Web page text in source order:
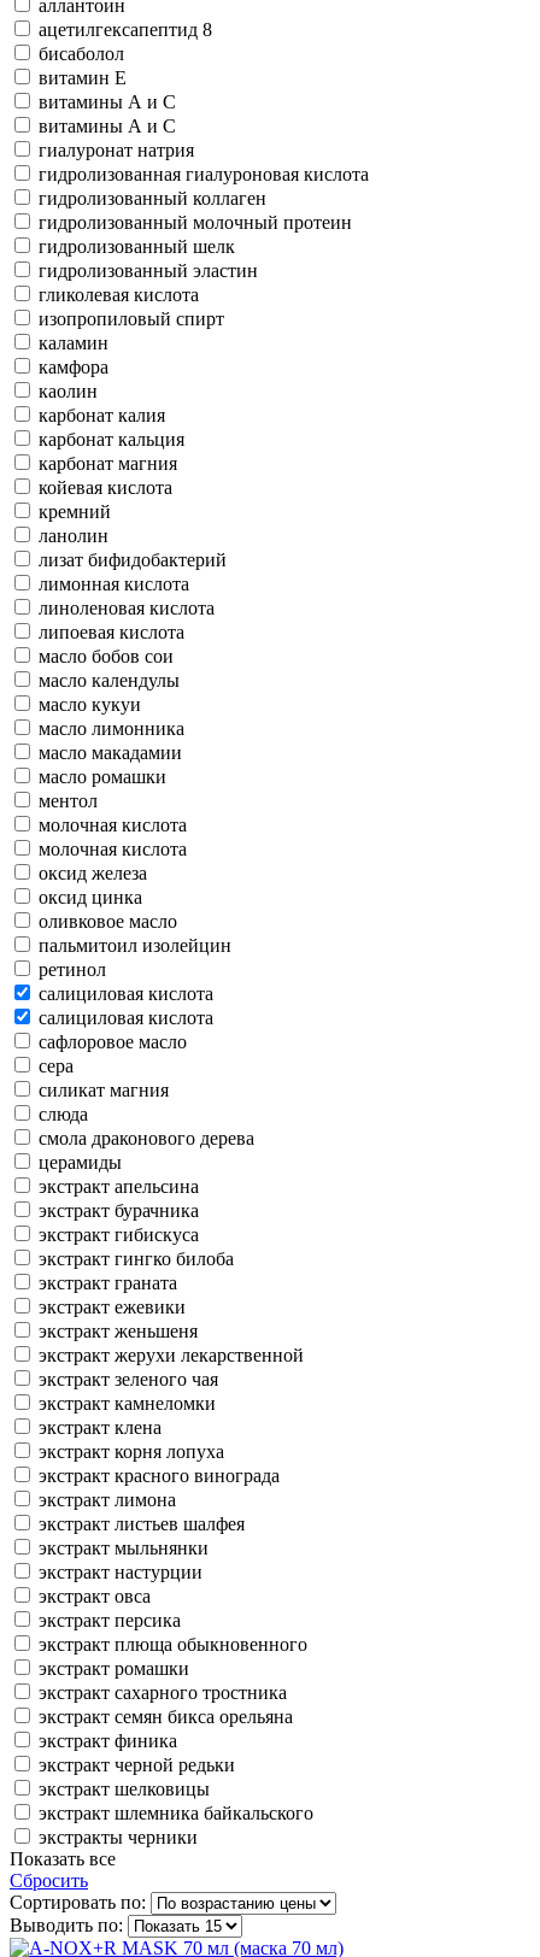
аллантоин
ацетилгексапептид 8
бисаболол
витамин Е
витамины А и С
витамины А и С
гиалуронат натрия
гидролизованная гиалуроновая кислота
гидролизованный коллаген
гидролизованный молочный протеин
гидролизованный шелк
гидролизованный эластин
гликолевая кислота
изопропиловый спирт
каламин
камфора
каолин
карбонат калия
карбонат кальция
карбонат магния
койевая кислота
кремний
ланолин
лизат бифидобактерий
лимонная кислота
линоленовая кислота
липоевая кислота
масло бобов сои
масло календулы
масло кукуи
масло лимонника
масло макадамии
масло ромашки
ментол
молочная кислота
молочная кислота
оксид железа
оксид цинка
оливковое масло
пальмитоил изолейцин
ретинол
салициловая кислота
салициловая кислота
сафлоровое масло
сера
силикат магния
слюда
смола драконового дерева
церамиды
экстракт апельсина
экстракт бурачника
экстракт гибискуса
экстракт гингко билоба
экстракт граната
экстракт ежевики
экстракт женьшеня
экстракт жерухи лекарственной
экстракт зеленого чая
экстракт камнеломки
экстракт клена
экстракт корня лопуха
экстракт красного винограда
экстракт лимона
экстракт листьев шалфея
экстракт мыльнянки
экстракт настурции
экстракт овса
экстракт персика
экстракт плюща обыкновенного
экстракт ромашки
экстракт сахарного тростника
экстракт семян бикса орельяна
экстракт финика
экстракт черной редьки
экстракт шелковицы
экстракт шлемника байкальского
экстракты черники
Показать все
Сбросить
Сортировать по:
Выводить по: